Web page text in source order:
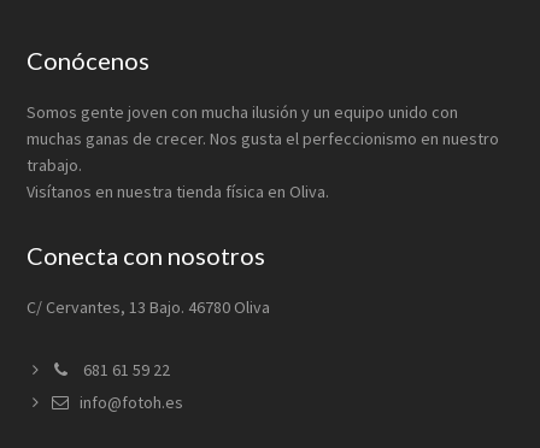
Footer
Conócenos
Somos gente joven con mucha ilusión y un equipo unido con
muchas ganas de crecer. Nos gusta el perfeccionismo en nuestro
trabajo.
Visítanos en nuestra tienda física en Oliva.
Conecta con nosotros
C/ Cervantes, 13 Bajo. 46780 Oliva
681 61 59 22
info@fotoh.es